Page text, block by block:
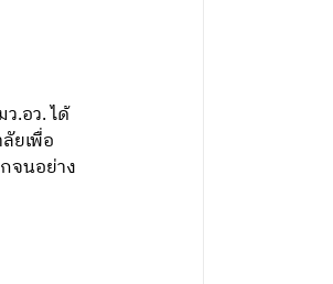
.อว. ได้
ยเพื่อ
จนอย่าง